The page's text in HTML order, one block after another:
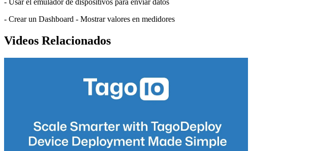
- Crear un Dashboard - Mostrar valores en medidores
Videos Relacionados